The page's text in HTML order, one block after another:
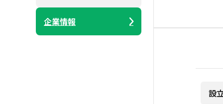
企業情報
設